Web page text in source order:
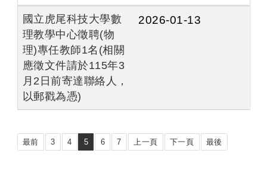
國立虎尾科技大學數
理教學中心徵聘(物
理)專任教師1名(相關
應徵文件請於115年3
月2日前寄達聯絡人，
以郵戳為憑)
2026-01-13
最前 3 4 5 6 7 上一頁 下一頁 最後